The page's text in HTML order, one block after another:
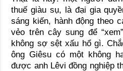
thuế giàu sụ, là đại gia
sáng kiến, hành động theo
vẻo trên cây sung để
không sợ sệt xấu hổ gì.
ông Giêsu có một không
được anh Lêvi đồng nghiệp